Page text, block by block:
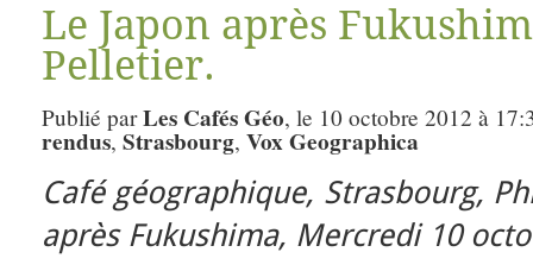
Le Japon après
Pelletier.
Publié parLes Cafés Géo, le 10 octobre 2012 à
rendus, Strasbourg, Vox Geographica
Café géographique, Strasbourg,
après Fukushima, Mercredi 10